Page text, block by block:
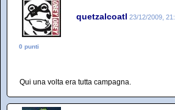
quetzalcoatl 23/12/2009,
0 punti
Qui una volta era tutta campagna.